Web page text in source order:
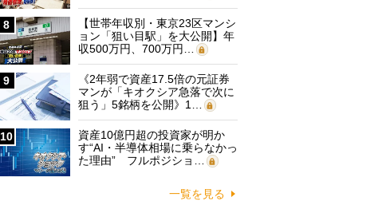
8
【世帯年収別・東京23区マンシ
ョン「狙い目駅」を大公開】年
収500万円、700万円…
9
《2年弱で資産17.5倍の元証券
マンが「キオクシア急落で次に
狙う」5銘柄を公開》1…
10
資産10億円超の投資家が明か
す“AI・半導体相場に乗らなかっ
た理由” フルポジショ…
一覧を見る